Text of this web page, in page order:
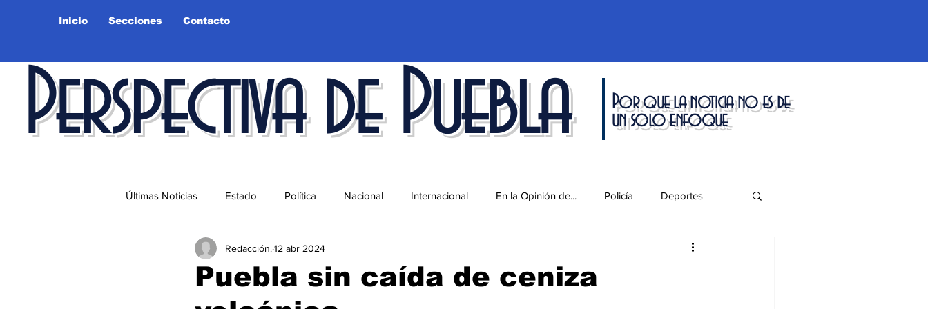
Inicio Secciones Contacto
Perspectiva de Puebla Por que la noticia no es de
un solo enfoque
Últimas Noticias Estado Política Nacional Internacional En la Opinión de... Policía Deportes
Educación Ciudad Salud
Puebla sin caída de ceniza
Redacción. 12 abr 2024